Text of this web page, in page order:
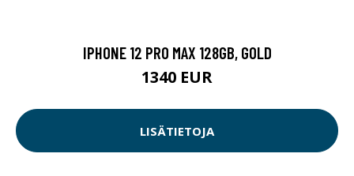
IPHONE 12 PRO MAX 128GB, GOLD
1340 EUR
LISÄTIETOJA